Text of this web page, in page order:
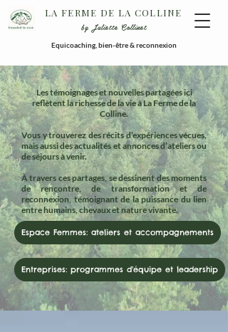
LA FERME DE LA COLLINE
by Juliette Collinet
Equicoaching, bien-être & reconnexion
Les témoignages et nouvelles partagées ici
reflètent la richesse de la vie à La Ferme de la
Colline.
Vous y trouverez des récits d’expériences vécues,
mais aussi des actualités et annonces d’ateliers ou
de séjours à venir.
À travers ces partages, se dessinent des moments
de rencontre, de transformation et de
reconnexion, témoignant de la puissance du lien
entre humains, chevaux et nature vivante.
Espace Femmes: ateliers et accompagnements
Entreprises: programmes d'équipe et leadership